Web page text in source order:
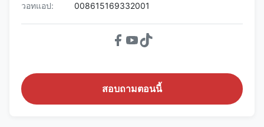
วอทแอป:
008615169332001
สอบถามตอนนี้